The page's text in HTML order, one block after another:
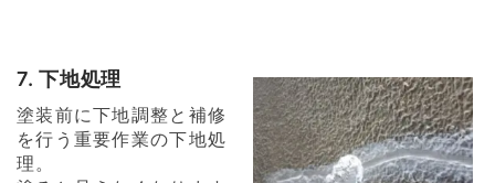
7. 下地処理
塗装前に下地調整と補修
を行う重要作業の下地処
理。